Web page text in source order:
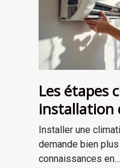
Les étapes
installation
réussie
Installer une
demande bien
connaissances en...